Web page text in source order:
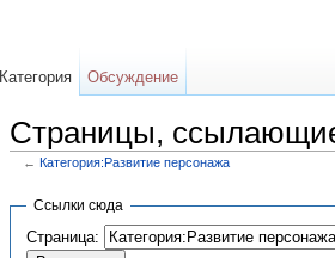
Страницы,
← Категория:Развитие персонажа
Ссылки сюда
Страница:
Категория Обсуждение